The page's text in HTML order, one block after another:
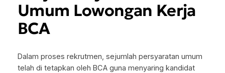
Umum Lowongan Kerja
BCA
Dalam proses rekrutmen, sejumlah persyaratan umum
telah di tetapkan oleh BCA guna menyaring kandidat